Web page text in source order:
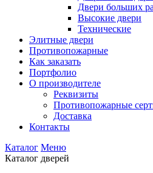
Двери больших
Высокие двери
Технические
Элитные двери
Противопожарные
Как заказать
Портфолио
О производителе
Реквизиты
Противопожарные
Доставка
Контакты
Каталог Меню
Каталог дверей